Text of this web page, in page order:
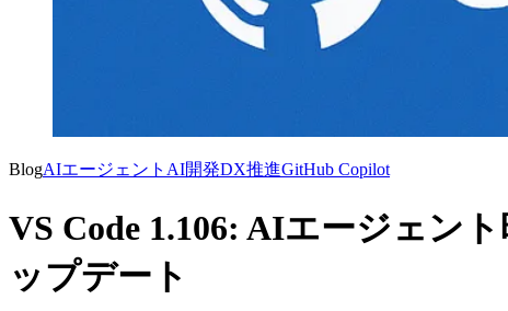
BlogAIエージェント AI開発DX推進GitHub Copilot
VS Code 1.106: AIエージェン
ップデート